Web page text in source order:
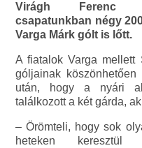
Virágh Ferenc
csapatunkban négy
Varga Márk gólt is lőtt.
A fiatalok Varga
góljainak
után, hogy a nyári
találkozott a két gárda,
– Örömteli, hogy sok
heteken keresztül